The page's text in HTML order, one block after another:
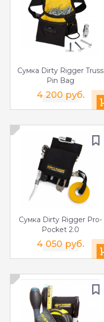
Сумка Dirty Rigger Truss
Pin Bag
4 200 руб.
Сумка Dirty Rigger Pro-
Pocket 2.0
4 050 руб.